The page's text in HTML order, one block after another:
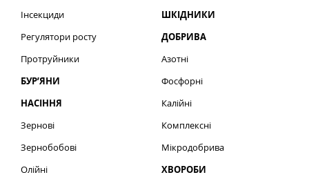
Інсекциди
Регулятори росту
Протруйники
БУР’ЯНИ
НАСІННЯ
Зернові
Зернобобові
Олійні
ШКІДНИКИ
ДОБРИВА
Азотні
Фосфорні
Калійні
Комплексні
Мікродобрива
ХВОРОБИ